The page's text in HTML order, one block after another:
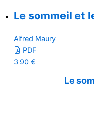
Le sommeil et
Alfred Maury
PDF
3,90 €
Le